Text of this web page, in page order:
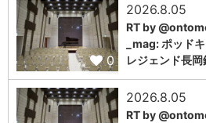
0
2026.8.05
RT by
_mag: ポッド
レジェンド長
2026.8.05
RT by